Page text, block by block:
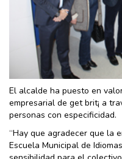
El alcalde ha puesto en
empresarial de get brit¡ a
personas con especificidad.
“Hay que agradecer que la
Escuela Municipal de